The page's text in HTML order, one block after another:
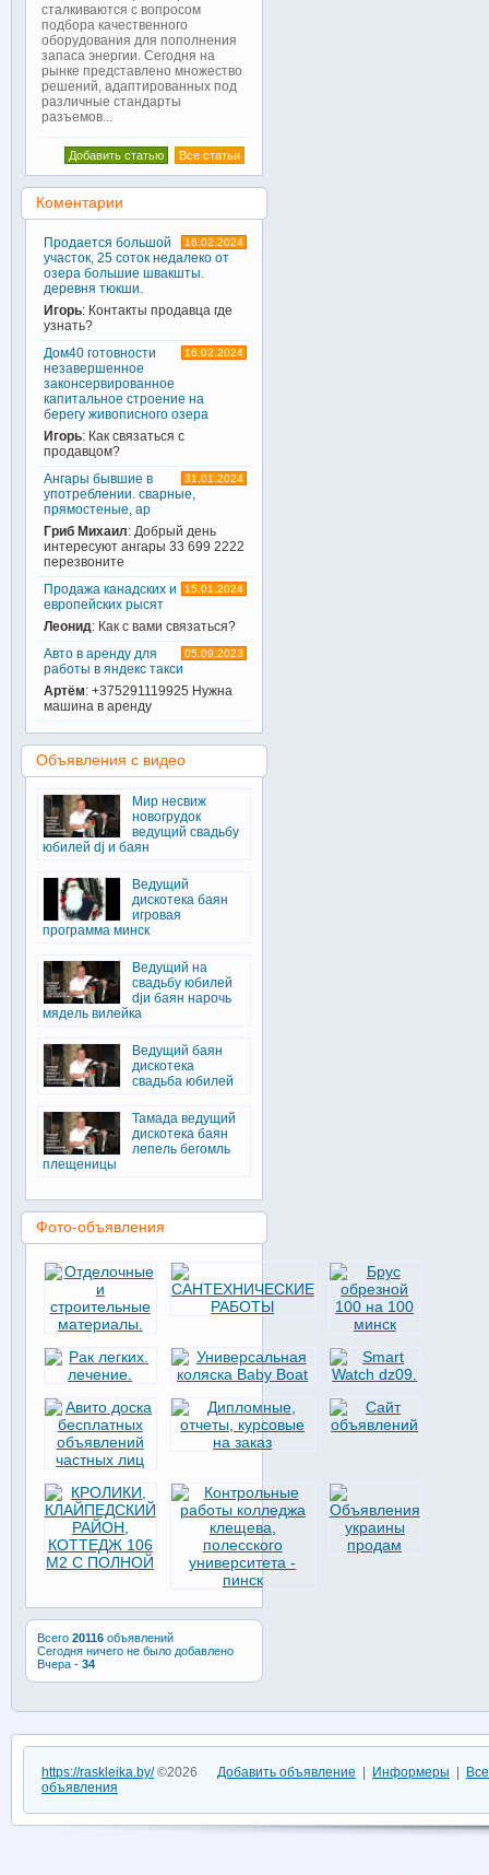
сталкиваются с вопросом
подбора качественного
оборудования для пополнения
запаса энергии. Сегодня на
рынке представлено множество
решений, адаптированных под
различные стандарты
разъемов...
Все статьи
Добавить статью
Коментарии
16.02.2024
Продается большой
участок, 25 соток недалеко от
озера большие швакшты.
деревня тюкши.
Игорь: Контакты продавца где
узнать?
16.02.2024
Дом40 готовности
незавершенное
законсервированное
капитальное строение на
берегу живописного озера
Игорь: Как связаться с
продавцом?
31.01.2024
Ангары бывшие в
употреблении. сварные,
прямостеные, ар
Гриб Михаил: Добрый день
интересуют ангары 33 699 2222
перезвоните
15.01.2024
Продажа канадских и
европейских рысят
Леонид: Как с вами связаться?
05.09.2023
Авто в аренду для
работы в яндекс такси
Артём: +375291119925 Нужна
машина в аренду
Объявления с видео
Мир несвиж
новогрудок
ведущий свадьбу
юбилей dj и баян
Ведущий
дискотека баян
игровая
программа минск
Ведущий на
свадьбу юбилей
djи баян нарочь
мядель вилейка
Ведущий баян
дискотека
свадьба юбилей
Тамада ведущий
дискотека баян
лепель бегомль
плещеницы
Фото-объявления
Всего 20116объявлений
Сегодня ничего не было добавлено
Вчера - 34
https://raskleika.by/©2026 Добавить объявление Информеры
объявления